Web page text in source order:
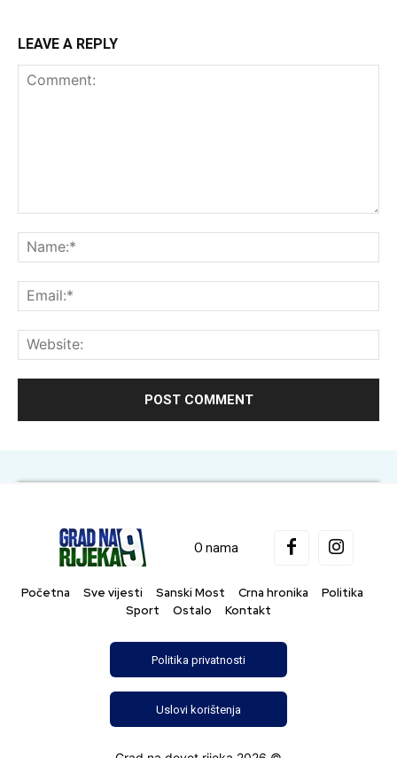
LEAVE A REPLY
O nama
Početna Sve vijesti Sanski Most Crna hronika
Politika
Sport
Ostalo Kontakt
Politika privatnosti
Uslovi korištenja